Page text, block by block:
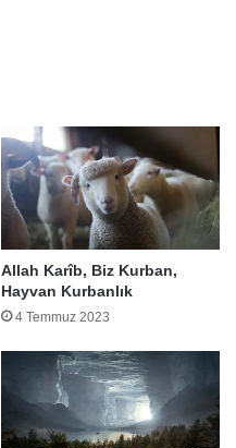
Allah Karîb, Biz Kurban,
Hayvan Kurbanlık
4 Temmuz 2023